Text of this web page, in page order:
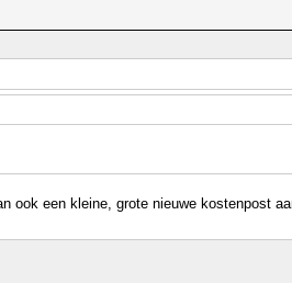
een kleine, grote nieuwe kostenpost